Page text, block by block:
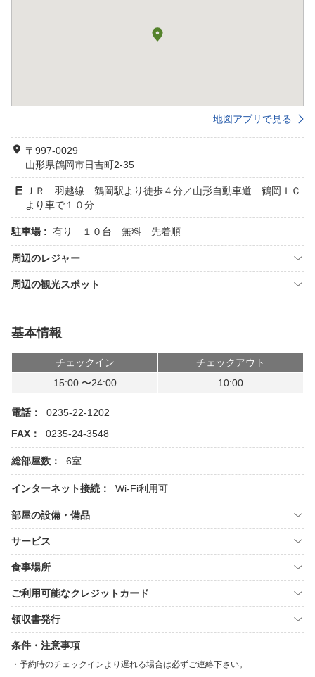
地図アプリで見る
〒997-0029
山形県鶴岡市日吉町2-35
ＪＲ 羽越線 鶴岡駅より徒歩４分／山形自動車道 鶴岡ＩＣ
より車で１０分
駐車場 : 有り １０台 無料 先着順
周辺のレジャー
周辺の観光スポット
基本情報
チェックイン
チェックアウト
15:00 〜24:00
10:00
電話：
0235-22-1202
FAX：
0235-24-3548
総部屋数： 6室
インターネット接続： Wi-Fi利用可
部屋の設備・備品
サービス
食事場所
ご利用可能なクレジットカード
領収書発行
条件・注意事項
予約時のチェックインより遅れる場合は必ずご連絡下さい。